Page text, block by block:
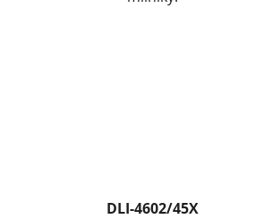
DLI-4602/45X